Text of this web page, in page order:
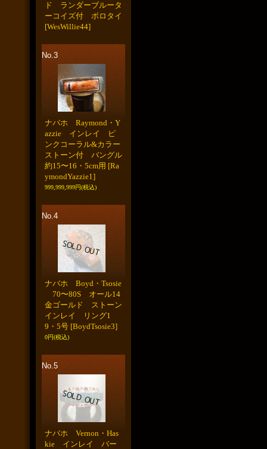
ド ランダーブルータ
ーコイズ付 ボロタイ
[WesWillie44]
No.3
ナバホ Raymond・Y
azzie インレイ ピ
ンクコーラル&カラー
ストーン付 バングル
約15〜16・5cm用 [Ra
ymondYazzie1]
999,999,999円(税込)
No.4
ナバホ Boyd・Tsosie
70〜80S オール14
金ゴールド ストーン
インレイ リング1
9・5号 [BoydTsosie3]
0円(税込)
No.5
ナバホ Vernon・Has
kie インレイ バー